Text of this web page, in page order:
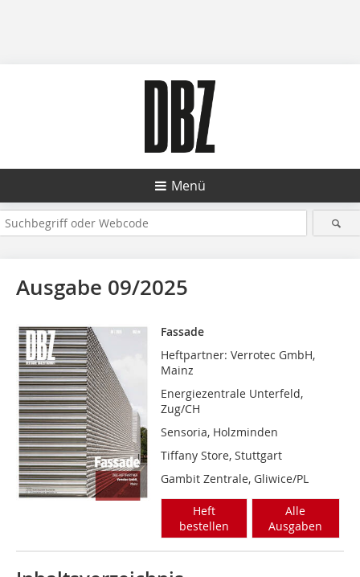
Menü
Ausgabe 09/2025
Fassade
Heftpartner: Verrotec GmbH,
Mainz
Energiezentrale Unterfeld,
Zug/CH
Sensoria, Holzminden
Tiffany Store, Stuttgart
Gambit Zentrale, Gliwice/PL
Heft
bestellen
Alle
Ausgaben